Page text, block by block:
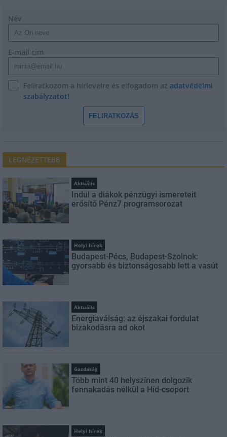
Név
E-mail cím
Feliratkozom a hírlevélre és elfogadom az adatvédelmi
szabályzatot!
FELIRATKOZÁS
LEGNÉZETTEBB
Aktuális
Indul a diákok pénzügyi ismereteit
erősítő Pénz7 programsorozat
Helyi hírek
Budapest-Pécs, Budapest-Szolnok:
gyorsabb és biztonságosabb lett a vasút
Aktuális
Energiaválság: az éjszakai fordulat
bizakodásra ad okot
Gazdaság
Több mint 40 helyszínen dolgozik
fennakadás nélkül a Híd-csoport
Helyi hírek